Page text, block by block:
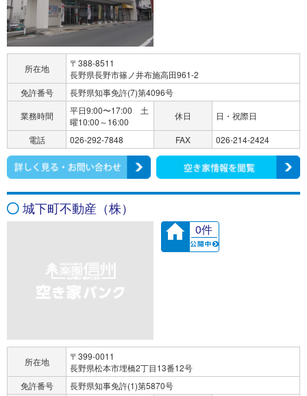
所在地
〒388-8511
長野県長野市篠ノ井布施高田961-2
免許番号
長野県知事免許(7)第4096号
業務時間
平日9:00〜17:00 土
曜10:00～16:00
休日 日・祝際日
電話 026-292-7848 FAX 026-214-2424
城下町不動産（株）
0件
所在地
〒399-0011
長野県松本市埋橋2丁目13番12号
免許番号
長野県知事免許(1)第5870号